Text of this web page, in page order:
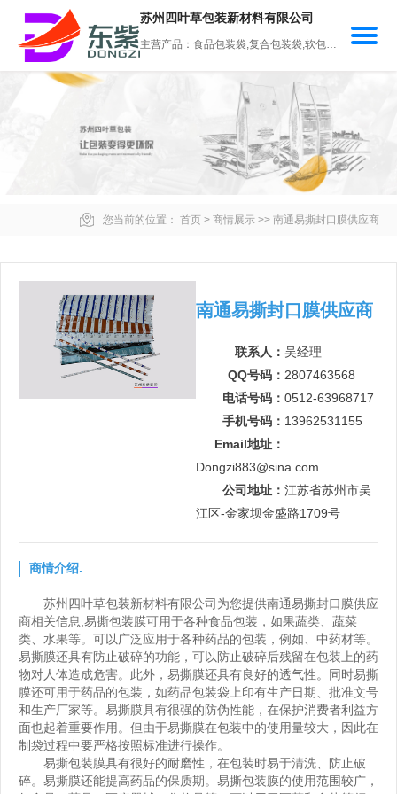
苏州四叶草包装新材料有限公司
主营产品：食品包装袋,复合包装袋,软包装袋,食品包装卷膜,易撕包装膜
您当前的位置： 首页 > 商情展示 >> 南通易撕封口膜供应商
南通易撕封口膜供应商
联系人： 吴经理
QQ号码： 2807463568
电话号码： 0512-63968717
手机号码： 13962531155
Email地址：
Dongzi883@sina.com
公司地址： 江苏省苏州市吴
江区-金家坝金盛路1709号
商情介绍.
苏州四叶草包装新材料有限公司为您提供南通易撕封口膜供应
商相关信息,易撕包装膜可用于各种食品包装，如果蔬类、蔬菜
类、水果等。可以广泛应用于各种药品的包装，例如、中药材等。
易撕膜还具有防止破碎的功能，可以防止破碎后残留在包装上的药
物对人体造成危害。此外，易撕膜还具有良好的透气性。同时易撕
膜还可用于药品的包装，如药品包装袋上印有生产日期、批准文号
和生产厂家等。易撕膜具有很强的防伪性能，在保护消费者利益方
面也起着重要作用。但由于易撕膜在包装中的使用量较大，因此在
制袋过程中要严格按照标准进行操作。
易撕包装膜具有很好的耐磨性，在包装时易于清洗、防止破
碎。易撕膜还能提高药品的保质期。易撕包装膜的使用范围较广，